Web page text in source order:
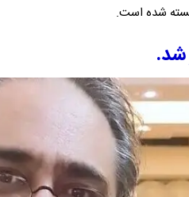
خسته شده است.
شد.